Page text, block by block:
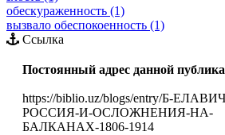
обескураженность (1)
вызвало обеспокоенность (1)
Ссылка
Постоянный адрес данной
https://biblio.uz/blogs/entry/Б-
РОССИЯ-И-ОСЛОЖНЕНИЯ-НА-
БАЛКАНАХ-1806-1914